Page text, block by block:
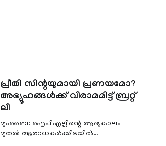
പ്രീതി സിന്റയുമായി പ്രണയമോ?
അഭ്യൂഹങ്ങൾക്ക് വിരാമമിട്ട് ബ്രറ്റ്
ലീ
മുംബൈ: ഐപിഎല്ലിന്റെ ആദ്യകാലം
മുതൽ ആരാധകർക്കിടയിൽ